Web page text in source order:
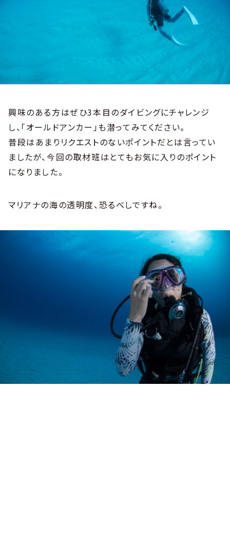
興味のある方はぜひ3本目のダイビングにチャレンジ
し、「オールドアンカー」も潜ってみてください。
普段はあまりリクエストのないポイントだとは言ってい
ましたが、今回の取材班はとてもお気に入りのポイント
になりました。
マリアナの海の透明度、恐るべしですね。